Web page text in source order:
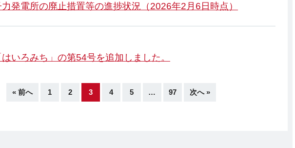
発電所の廃止措置等の進捗状況（2026年2月6日時点）
いろみち」の第54号を追加しました。
« 前へ 1 2 3 4 5 … 97 次へ »